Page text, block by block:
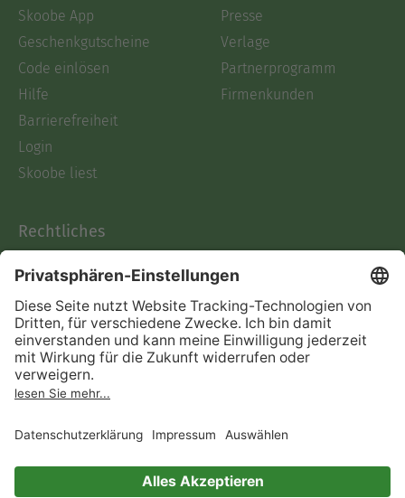
Skoobe App
Geschenkgutscheine
Code einlösen
Hilfe
Barrierefreiheit
Login
Skoobe liest
Presse
Verlage
Partnerprogramm
Firmenkunden
Rechtliches
AGB
Informationen nach Data
Act
Verträge hier kündigen
Impressum